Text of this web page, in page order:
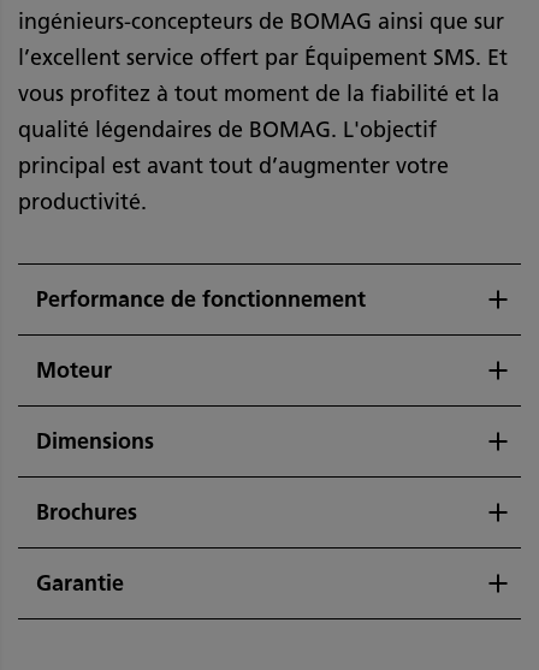
ingénieurs-concepteurs de BOMAG ainsi que sur
l’excellent service offert par Équipement SMS. Et
vous profitez à tout moment de la fiabilité et la
qualité légendaires de BOMAG. L'objectif
principal est avant tout d’augmenter votre
productivité.
Performance de fonctionnement
Moteur
Dimensions
Brochures
Garantie